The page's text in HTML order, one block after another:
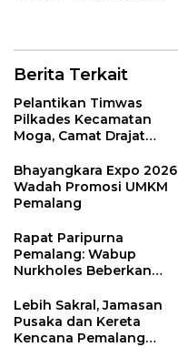
Berita Terkait
Pelantikan Timwas
Pilkades Kecamatan
Moga, Camat Drajat
Larangan
Bhayangkara Expo 2026
Wadah Promosi UMKM
Pemalang
Rapat Paripurna
Pemalang: Wabup
Nurkholes Beberkan
Masukan Fraksi DPRD
Lebih Sakral, Jamasan
Pusaka dan Kereta
Kencana Pemalang